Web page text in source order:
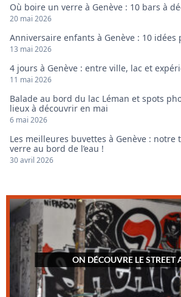
Où boire un verre à Genève : 10 bars à
20 mai 2026
Anniversaire enfants à Genève : 10
13 mai 2026
4 jours à Genève : entre ville, lac et
11 mai 2026
Balade au bord du lac Léman et spots
lieux à découvrir en mai
6 mai 2026
Les meilleures buvettes à Genève :
verre au bord de l’eau !
30 avril 2026
ON DÉCOUVRE LE STREET